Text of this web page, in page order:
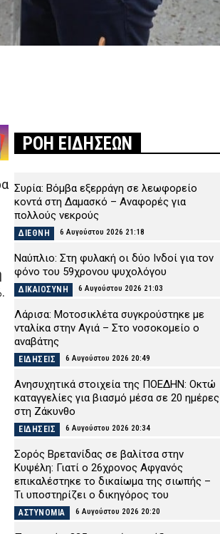
ΡΟΗ ΕΙΔΗΣΕΩΝ
Συρία: Βόμβα εξερράγη σε λεωφορείο
κοντά στη Δαμασκό – Αναφορές για
πολλούς νεκρούς
ΔΙΕΘΝΗ 6 Αυγούστου 2026 21:18
Ναύπλιο: Στη φυλακή οι δύο Ινδοί για τον
φόνο του 59χρονου ψυχολόγου
ΔΙΚΑΙΟΣΥΝΗ 6 Αυγούστου 2026 21:03
Λάρισα: Μοτοσικλέτα συγκρούστηκε με
νταλίκα στην Αγιά – Στο νοσοκομείο ο
αναβάτης
ΕΙΔΗΣΕΙΣ 6 Αυγούστου 2026 20:49
Ανησυχητικά στοιχεία της ΠΟΕΔΗΝ: Οκτώ
καταγγελίες για βιασμό μέσα σε 20 ημέρες
στη Ζάκυνθο
ΕΙΔΗΣΕΙΣ 6 Αυγούστου 2026 20:34
Σορός Βρετανίδας σε βαλίτσα στην
Κυψέλη: Γιατί ο 26χρονος Αφγανός
επικαλέστηκε το δικαίωμα της σιωπής –
Τι υποστηρίζει ο δικηγόρος του
ΑΣΤΥΝΟΜΙΑ 6 Αυγούστου 2026 20:20